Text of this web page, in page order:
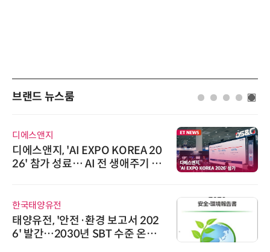
브랜드 뉴스룸
디에스앤지
디에스앤지, 'AI EXPO KOREA 20
26' 참가 성료… AI 전 생애주기 아
한국태양유전
태양유전, '안전·환경 보고서 202
6' 발간…2030년 SBT 수준 온실